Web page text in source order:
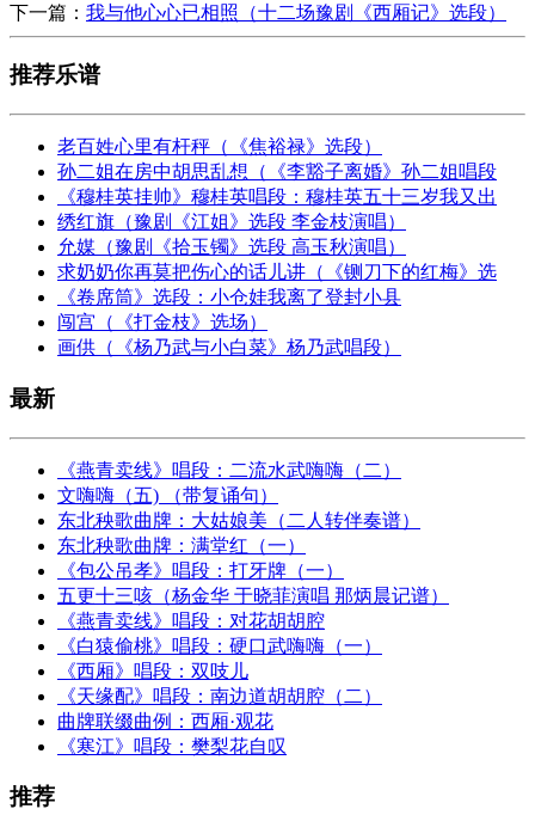
下一篇： 我与他心心已相照（十二场豫剧《西厢记》选段）
推荐乐谱
老百姓心里有杆秤（《焦裕禄》选段）
孙二姐在房中胡思乱想（《李豁子离婚》孙二姐唱段
《穆桂英挂帅》穆桂英唱段：穆桂英五十三岁我又出
绣红旗（豫剧《江姐》选段 李金枝演唱）
允媒（豫剧《拾玉镯》选段 高玉秋演唱）
求奶奶你再莫把伤心的话儿讲（《铡刀下的红梅》选
《卷席筒》选段：小仓娃我离了登封小县
闯宫（《打金枝》选场）
画供（《杨乃武与小白菜》杨乃武唱段）
最新
《燕青卖线》唱段：二流水武嗨嗨（二）
文嗨嗨（五) （带复诵句）
东北秧歌曲牌：大姑娘美（二人转伴奏谱）
东北秧歌曲牌：满堂红（一）
《包公吊孝》唱段：打牙牌（一）
五更十三咳（杨金华 于晓菲演唱 那炳晨记谱）
《燕青卖线》唱段：对花胡胡腔
《白猿偷桃》唱段：硬口武嗨嗨（一）
《西厢》唱段：双吱儿
《天缘配》唱段：南边道胡胡腔（二）
曲牌联缀曲例：西厢·观花
《寒江》唱段：樊梨花自叹
推荐